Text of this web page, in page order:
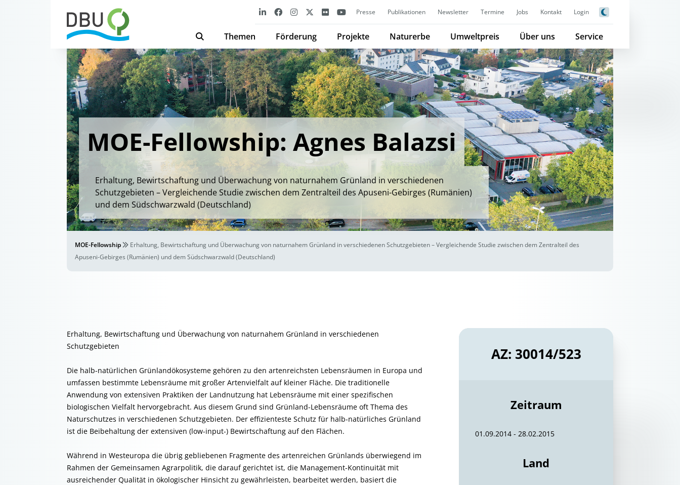
Presse Publikationen Newsletter Termine Jobs Kontakt Login
Themen Förderung Projekte Naturerbe Umweltpreis Über uns Service
MOE-Fellowship: Agnes Balazsi
Erhaltung, Bewirtschaftung und Überwachung von naturnahem Grünland in verschiedenen
Schutzgebieten – Vergleichende Studie zwischen dem Zentralteil des Apuseni-Gebirges (Rumänien)
und dem Südschwarzwald (Deutschland)
MOE-Fellowship
Erhaltung, Bewirtschaftung und Überwachung von naturnahem Grünland in verschiedenen Schutzgebieten – Vergleichende Studie zwischen dem Zentralteil des
Apuseni-Gebirges (Rumänien) und dem Südschwarzwald (Deutschland)
Erhaltung, Bewirtschaftung und Überwachung von naturnahem Grünland in verschiedenen
Schutzgebieten
Die halb-natürlichen Grünlandökosysteme gehören zu den artenreichsten Lebensräumen in Europa und
umfassen bestimmte Lebensräume mit großer Artenvielfalt auf kleiner Fläche. Die traditionelle
Anwendung von extensiven Praktiken der Landnutzung hat Lebensräume mit einer spezifischen
biologischen Vielfalt hervorgebracht. Aus diesem Grund sind Grünland-Lebensräume oft Thema des
Naturschutzes in verschiedenen Schutzgebieten. Der effizienteste Schutz für halb-natürliches Grünland
ist die Beibehaltung der extensiven (low-input-) Bewirtschaftung auf den Flächen.
Während in Westeuropa die übrig gebliebenen Fragmente des artenreichen Grünlands überwiegend im
Rahmen der Gemeinsamen Agrarpolitik, die darauf gerichtet ist, die Management-Kontinuität mit
ausreichender Qualität in ökologischer Hinsicht zu gewährleisten, bearbeitet werden, basiert die
AZ: 30014/523
Zeitraum
01.09.2014 - 28.02.2015
Land